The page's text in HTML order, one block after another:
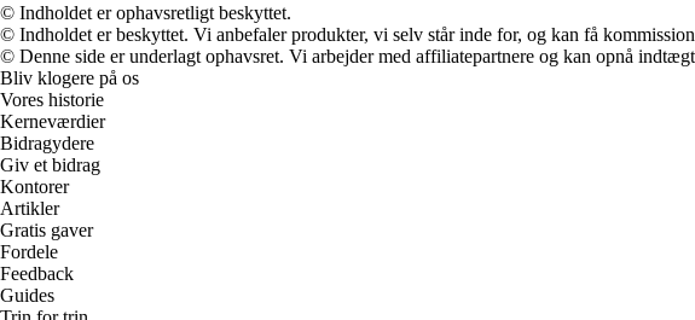
© Indholdet er ophavsretligt beskyttet.
© Indholdet er beskyttet. Vi anbefaler produkter, vi selv står inde for, og kan få
© Denne side er underlagt ophavsret. Vi arbejder med affiliatepartnere og kan opnå
Bliv klogere på os
Vores historie
Kerneværdier
Bidragydere
Giv et bidrag
Kontorer
Artikler
Gratis gaver
Fordele
Feedback
Guides